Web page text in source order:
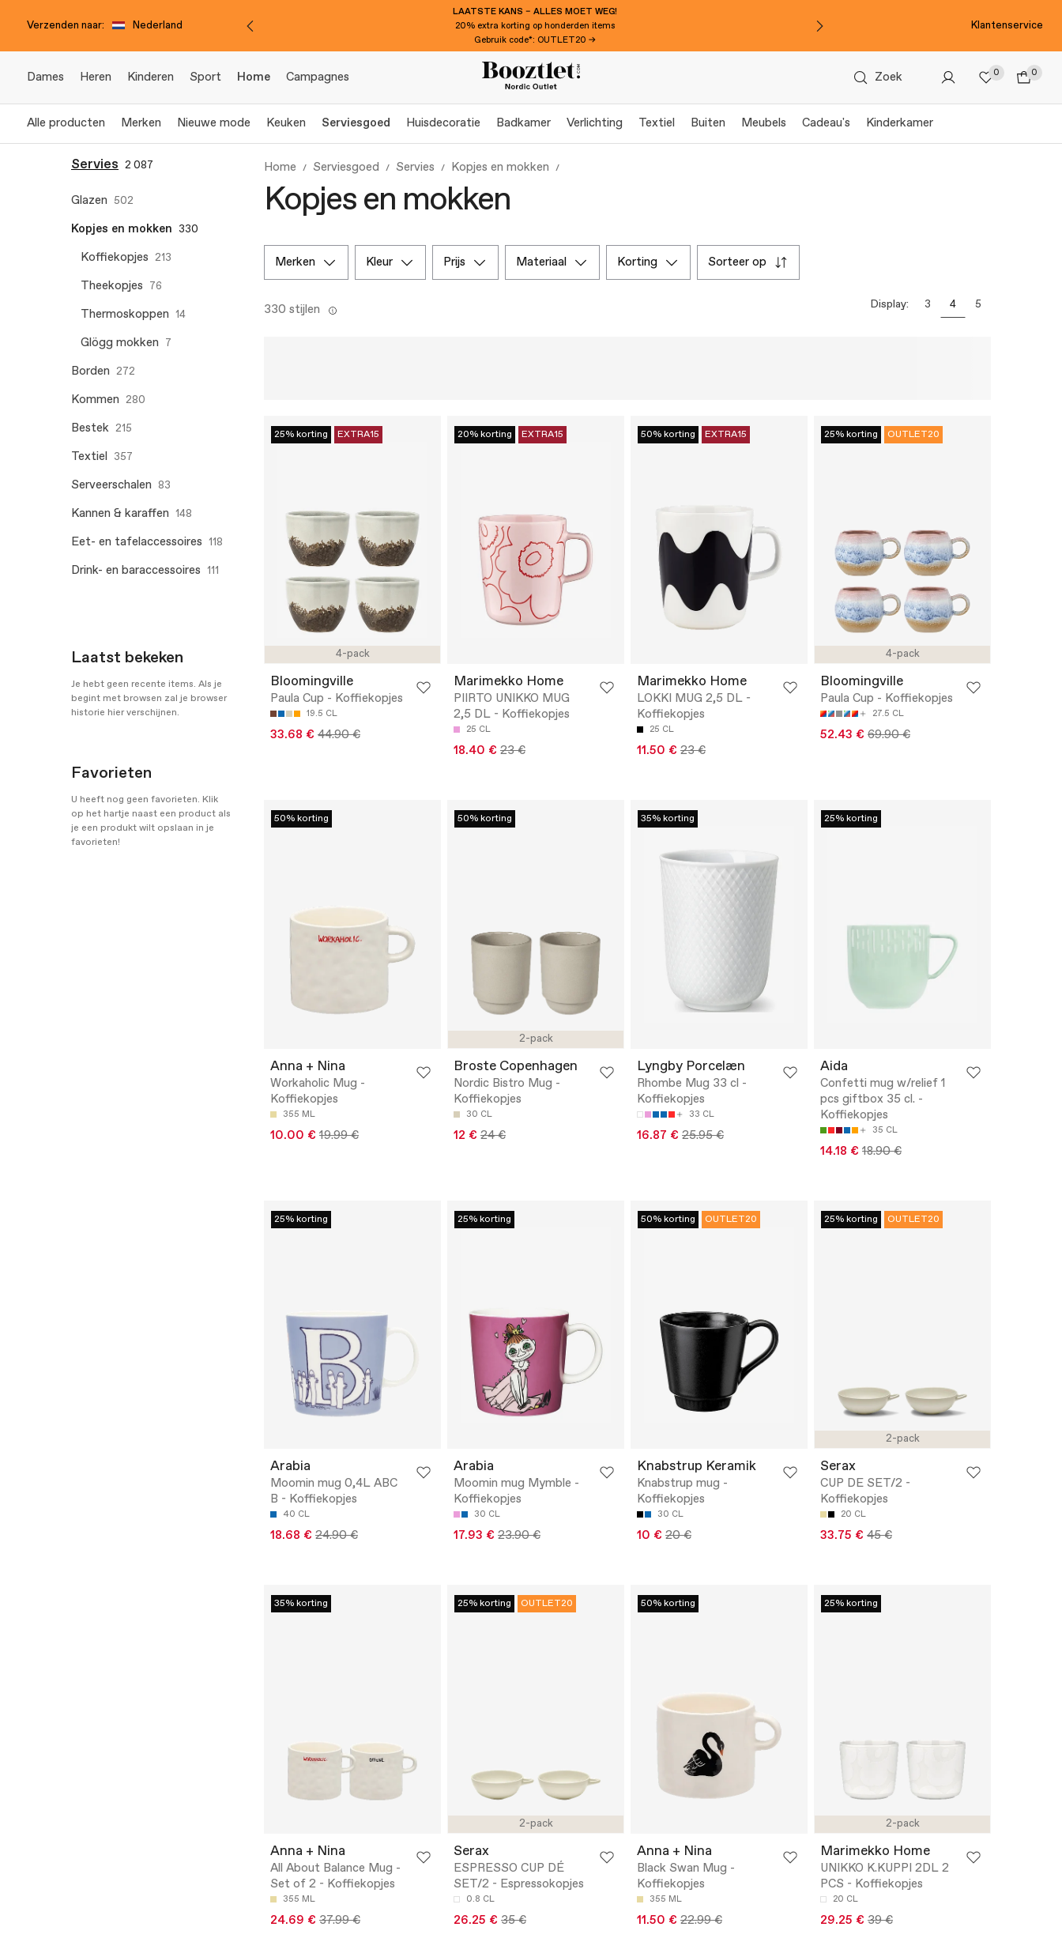
Verzenden naar: Nederland
LAATSTE KANS – ALLES MOET WEG!
20% extra korting op honderden items
Gebruik code*: OUTLET20 →
Klantenservice
Dames Heren Kinderen Sport Home Campagnes Zoek 0 0
Alle producten Merken Nieuwe mode Keuken Serviesgoed Huisdecoratie Badkamer Verlichting Textiel Buiten Meubels Cadeau's Kinderkamer
Servies 2 087
Glazen 502
Kopjes en mokken 330
Koffiekopjes 213
Theekopjes 76
Thermoskoppen 14
Glögg mokken 7
Borden 272
Kommen 280
Bestek 215
Textiel 357
Serveerschalen 83
Kannen & karaffen 148
Eet- en tafelaccessoires 118
Drink- en baraccessoires 111
Laatst bekeken
Je hebt geen recente items. Als je
begint met browsen zal je browser
historie hier verschijnen.
Favorieten
U heeft nog geen favorieten. Klik
op het hartje naast een product als
je een produkt wilt opslaan in je
favorieten!
Home Serviesgoed Servies Kopjes en mokken
Kopjes en mokken
merken kleur prijs materiaal korting sorteer op
330 stijlen Display: 3 4 5
4-pack
25% korting EXTRA15
Bloomingville
Paula Cup - Koffiekopjes
19.5 CL
33.68 € 44.90 €
20% korting EXTRA15
Marimekko Home
PIIRTO UNIKKO MUG
2,5 DL - Koffiekopjes
25 CL
18.40 € 23 €
50% korting EXTRA15
Marimekko Home
LOKKI MUG 2,5 DL -
Koffiekopjes
25 CL
11.50 € 23 €
4-pack
25% korting OUTLET20
Bloomingville
Paula Cup - Koffiekopjes
27.5 CL
52.43 € 69.90 €
50% korting
Anna + Nina
Workaholic Mug -
Koffiekopjes
355 ML
10.00 € 19.99 €
2-pack
50% korting
Broste Copenhagen
Nordic Bistro Mug -
Koffiekopjes
30 CL
12 € 24 €
35% korting
Lyngby Porcelæn
Rhombe Mug 33 cl -
Koffiekopjes
33 CL
16.87 € 25.95 €
25% korting
Aida
Confetti mug w/relief 1
pcs giftbox 35 cl. -
Koffiekopjes
35 CL
14.18 € 18.90 €
25% korting
Arabia
Moomin mug 0,4L ABC
B - Koffiekopjes
40 CL
18.68 € 24.90 €
25% korting
Arabia
Moomin mug Mymble -
Koffiekopjes
30 CL
17.93 € 23.90 €
50% korting OUTLET20
Knabstrup Keramik
Knabstrup mug -
Koffiekopjes
30 CL
10 € 20 €
2-pack
25% korting OUTLET20
Serax
CUP DE SET/2 -
Koffiekopjes
20 CL
33.75 € 45 €
35% korting
Anna + Nina
All About Balance Mug -
Set of 2 - Koffiekopjes
355 ML
24.69 € 37.99 €
2-pack
25% korting OUTLET20
Serax
ESPRESSO CUP DÉ
SET/2 - Espressokopjes
0.8 CL
26.25 € 35 €
50% korting
Anna + Nina
Black Swan Mug -
Koffiekopjes
355 ML
11.50 € 22.99 €
2-pack
25% korting
Marimekko Home
UNIKKO K.KUPPI 2DL 2
PCS - Koffiekopjes
20 CL
29.25 € 39 €